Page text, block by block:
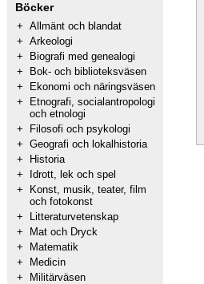
Böcker
+ Allmänt och blandat
+ Arkeologi
+
Biografi med genealogi
+
Bok- och biblioteksväsen
+
Ekonomi och näringsväsen
+
Etnografi, socialantropologi
och etnologi
+
Filosofi och psykologi
+ Geografi och lokalhistoria
+
Historia
+
Idrott, lek och spel
+
Konst, musik, teater, film
och fotokonst
+
Litteraturvetenskap
+
Mat och Dryck
+
Matematik
+
Medicin
+
Militärväsen